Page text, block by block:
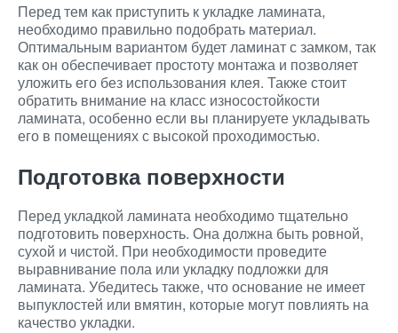
Перед тем как приступить к укладке ламината,
необходимо правильно подобрать материал.
Оптимальным вариантом будет ламинат с замком, так
как он обеспечивает простоту монтажа и позволяет
уложить его без использования клея. Также стоит
обратить внимание на класс износостойкости
ламината, особенно если вы планируете укладывать
его в помещениях с высокой проходимостью.
Подготовка поверхности
Перед укладкой ламината необходимо тщательно
подготовить поверхность. Она должна быть ровной,
сухой и чистой. При необходимости проведите
выравнивание пола или укладку подложки для
ламината. Убедитесь также, что основание не имеет
выпуклостей или вмятин, которые могут повлиять на
качество укладки.